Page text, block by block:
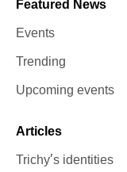
Featured News
Events
Trending
Upcoming events
Articles
Trichy’s identities